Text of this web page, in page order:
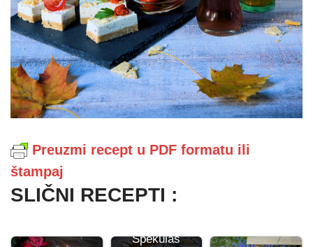
Preuzmi recept u PDF formatu ili
štampaj
SLIČNI RECEPTI :
Špekulas